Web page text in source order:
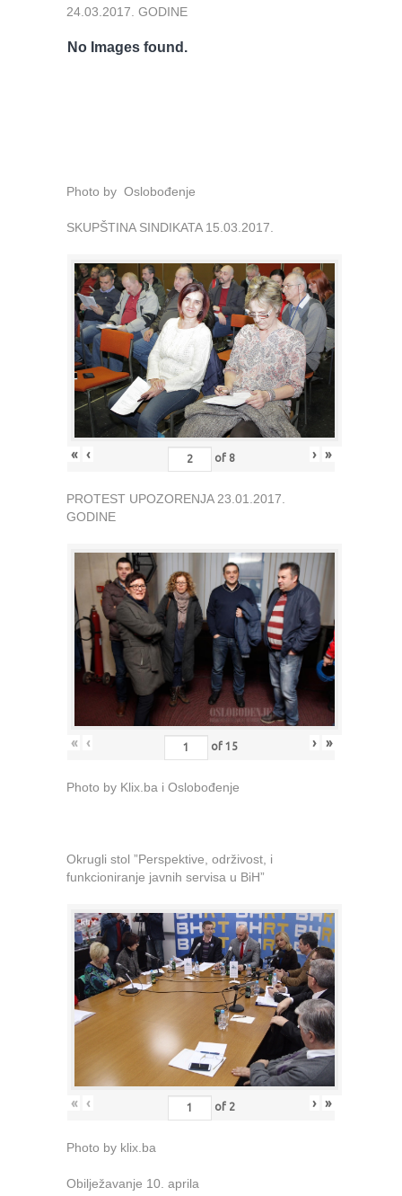
24.03.2017. GODINE
No Images found.
Photo by Oslobođenje
SKUPŠTINA SINDIKATA 15.03.2017.
« ‹ of 8 › »
PROTEST UPOZORENJA 23.01.2017.
GODINE
« ‹ of 15 › »
Photo by Klix.ba i Oslobođenje
Okrugli stol ”Perspektive, održivost, i
funkcioniranje javnih servisa u BiH”
« ‹ of 2 › »
Photo by klix.ba
Obilježavanje 10. aprila